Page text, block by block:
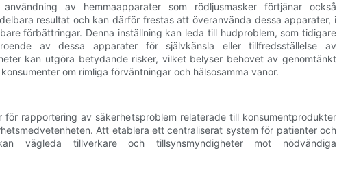
av hemmaapparater som rödljusmasker förtjänar också
resultat och kan därför frestas att överanvända dessa apparater, i
förbättringar. Denna inställning kan leda till hudproblem, som tidigare
av dessa apparater för självkänsla eller tillfredsställelse av
kan utgöra betydande risker, vilket belyser behovet av genomtänkt
om rimliga förväntningar och hälsosamma vanor.
för rapportering av säkerhetsproblem relaterade till konsumentprodukter
Att etablera ett centraliserat system för patienter och
vägleda tillverkare och tillsynsmyndigheter mot nödvändiga